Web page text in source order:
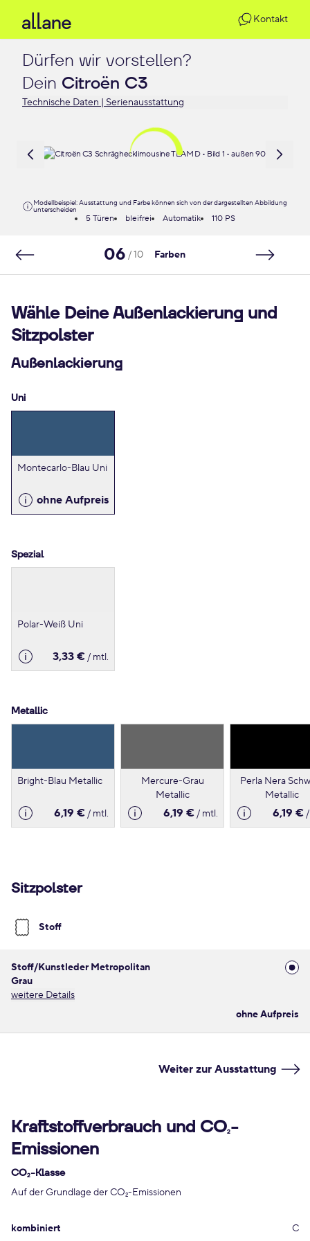
Kontakt
Dürfen wir vorstellen?
Dein Citroën C3
Technische Daten | Serienausstattung
Modellbeispiel: Ausstattung und Farbe können sich von der dargestellten Abbildung
unterscheiden
5 Türen bleifrei Automatik 110 PS
06 / 10 Farben
Wähle Deine Außenlackierung und
Sitzpolster
Außenlackierung
Uni
Montecarlo-Blau Uni
ohne Aufpreis
Spezial
Polar-Weiß Uni
3,33 €/ mtl.
Metallic
Bright-Blau Metallic
6,19 €/ mtl.
Mercure-Grau
Metallic
6,19 €/ mtl.
Perla Nera
Metallic
6,19 €
Sitzpolster
Stoff
Stoff/Kunstleder Metropolitan
Grau
weitere Details
ohne Aufpreis
Weiter zur Ausstattung
Kraftstoffverbrauch und CO2-
Emissionen
CO2-Klasse
Auf der Grundlage der CO2-Emissionen
kombiniert C